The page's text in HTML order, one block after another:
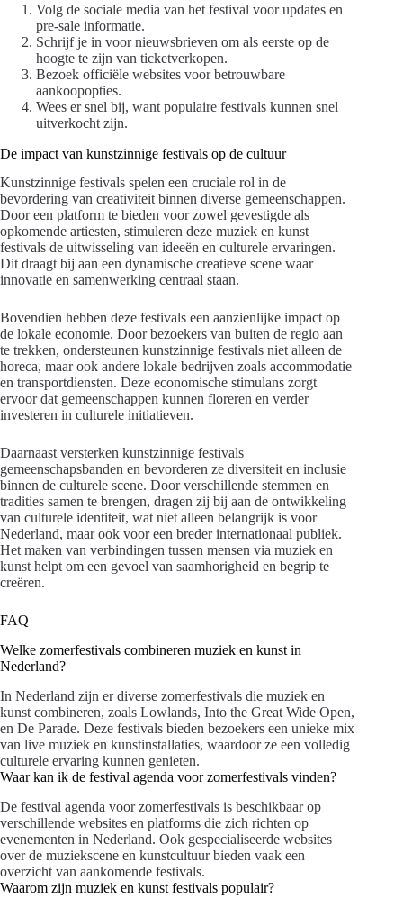
Volg de sociale media van het festival voor updates en
pre-sale informatie.
Schrijf je in voor nieuwsbrieven om als eerste op de
hoogte te zijn van ticketverkopen.
Bezoek officiële websites voor betrouwbare
aankoopopties.
Wees er snel bij, want populaire festivals kunnen snel
uitverkocht zijn.
De impact van kunstzinnige festivals op de cultuur
Kunstzinnige festivals spelen een cruciale rol in de
bevordering van creativiteit binnen diverse gemeenschappen.
Door een platform te bieden voor zowel gevestigde als
opkomende artiesten, stimuleren deze muziek en kunst
festivals de uitwisseling van ideeën en culturele ervaringen.
Dit draagt bij aan een dynamische creatieve scene waar
innovatie en samenwerking centraal staan.
Bovendien hebben deze festivals een aanzienlijke impact op
de lokale economie. Door bezoekers van buiten de regio aan
te trekken, ondersteunen kunstzinnige festivals niet alleen de
horeca, maar ook andere lokale bedrijven zoals accommodatie
en transportdiensten. Deze economische stimulans zorgt
ervoor dat gemeenschappen kunnen floreren en verder
investeren in culturele initiatieven.
Daarnaast versterken kunstzinnige festivals
gemeenschapsbanden en bevorderen ze diversiteit en inclusie
binnen de culturele scene. Door verschillende stemmen en
tradities samen te brengen, dragen zij bij aan de ontwikkeling
van culturele identiteit, wat niet alleen belangrijk is voor
Nederland, maar ook voor een breder internationaal publiek.
Het maken van verbindingen tussen mensen via muziek en
kunst helpt om een gevoel van saamhorigheid en begrip te
creëren.
FAQ
Welke zomerfestivals combineren muziek en kunst in
Nederland?
In Nederland zijn er diverse zomerfestivals die muziek en
kunst combineren, zoals Lowlands, Into the Great Wide Open,
en De Parade. Deze festivals bieden bezoekers een unieke mix
van live muziek en kunstinstallaties, waardoor ze een volledig
culturele ervaring kunnen genieten.
Waar kan ik de festival agenda voor zomerfestivals vinden?
De festival agenda voor zomerfestivals is beschikbaar op
verschillende websites en platforms die zich richten op
evenementen in Nederland. Ook gespecialiseerde websites
over de muziekscene en kunstcultuur bieden vaak een
overzicht van aankomende festivals.
Waarom zijn muziek en kunst festivals populair?